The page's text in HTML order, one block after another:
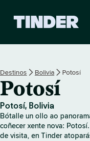
e
Destinos Bolivia Potosí
Potosí
Potosí, Bolivia
Bótalle un ollo ao
coñecer xente nova:
de visita, en Tinder